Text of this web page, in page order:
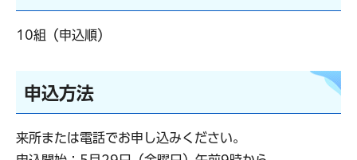
10組（申込順）
申込方法
来所または電話でお申し込みください。